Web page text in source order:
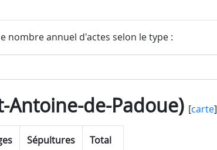
nombre annuel d'actes selon le type :
Antoine-de-Padoue)[carte]
Sépultures Total